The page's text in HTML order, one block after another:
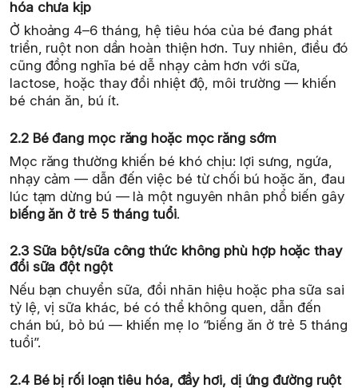
hóa chưa kịp
Ở khoảng 4–6 tháng, hệ tiêu hóa của bé đang phát
triển, ruột non dần hoàn thiện hơn. Tuy nhiên, điều đó
cũng đồng nghĩa bé dễ nhạy cảm hơn với sữa,
lactose, hoặc thay đổi nhiệt độ, môi trường — khiến
bé chán ăn, bú ít.
2.2 Bé đang mọc răng hoặc mọc răng sớm
Mọc răng thường khiến bé khó chịu: lợi sưng, ngứa,
nhạy cảm — dẫn đến việc bé từ chối bú hoặc ăn, đau
lúc tạm dừng bú — là một nguyên nhân phổ biến gây
biếng ăn ở trẻ 5 tháng tuổi.
2.3 Sữa bột/sữa công thức không phù hợp hoặc thay
đổi sữa đột ngột
Nếu bạn chuyển sữa, đổi nhãn hiệu hoặc pha sữa sai
tỷ lệ, vị sữa khác, bé có thể không quen, dẫn đến
chán bú, bỏ bú — khiến mẹ lo “biếng ăn ở trẻ 5 tháng
tuổi”.
2.4 Bé bị rối loạn tiêu hóa, đầy hơi, dị ứng đường ruột